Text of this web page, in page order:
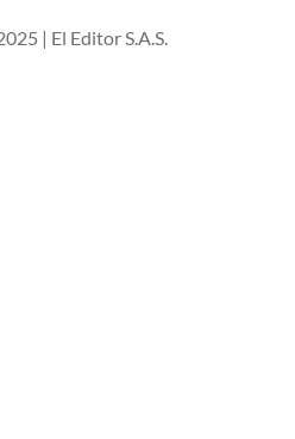
a| El Editor S.A.S.